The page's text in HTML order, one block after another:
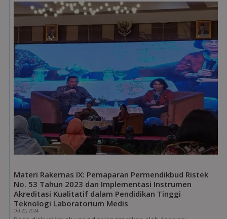
Materi Rakernas IX: Pemaparan Permendikbud Ristek
No. 53 Tahun 2023 dan Implementasi Instrumen
Akreditasi Kualitatif dalam Pendidikan Tinggi
Teknologi Laboratorium Medis
Okt 20, 2024